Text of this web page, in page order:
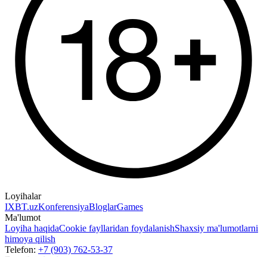
Loyihalar
IXBT.uzKonferensiyaBloglarGames
Ma'lumot
Loyiha haqidaCookie fayllaridan foydalanishShaxsiy ma'lumotlarni
himoya qilish
Telefon: +7 (903) 762-53-37